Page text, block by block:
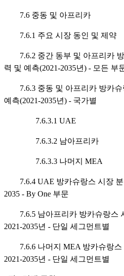
7.6 중동 및 아프리카
7.6.1 주요 시장 동인 및 제약
7.6.2 중간 동부 및 아프리카 방
력 및 예측(2021-2035년) - 모든 부
7.6.3 중동 및 아프리카 방카슈
예측(2021-2035년) - 국가별
7.6.3.1 UAE
7.6.3.2 남아프리카
7.6.3.3 나머지 MEA
7.6.4 UAE 방카슈랑스 시장 분
2035 - By One 부문
7.6.5 남아프리카 방카슈랑스
2021-2035년 - 단일 세그먼트별
7.6.6 나머지 MEA 방카슈랑스
2021-2035년 - 단일 세그먼트별